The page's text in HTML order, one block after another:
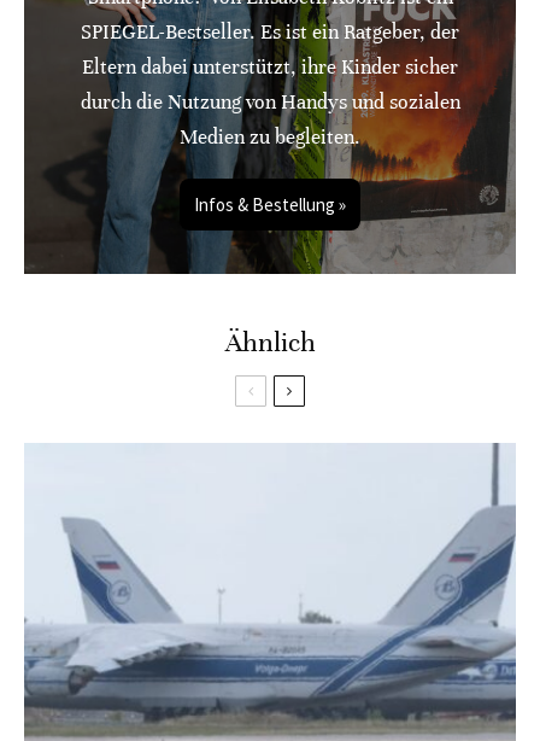
SPIEGEL-Bestseller. Es ist ein Ratgeber, der
Eltern dabei unterstützt, ihre Kinder sicher
durch die Nutzung von Handys und sozialen
Medien zu begleiten.
Infos & Bestellung »
Ähnlich